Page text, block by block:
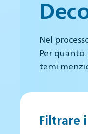
Nel
Per quanto
temi
Filtrare